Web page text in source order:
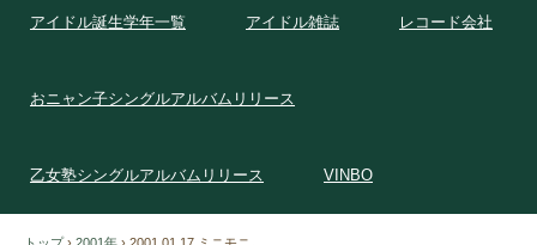
アイドル誕生学年一覧 アイドル雑誌 レコード会社
おニャン子シングルアルバムリリース
乙女塾シングルアルバムリリース VINBO